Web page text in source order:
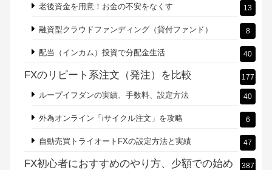
儲かるか検証！シストレ24の実践結果！FX自動売買は
稼げる？
9
国内バイナリーオプション（選べる外為オプション、バ
イトレ）
22
株式投資の始め方 20
米国株・アメリカETFでアーリーリタイア 18
老後資金を用意！お金の不安をなくす 13
融資型クラウドファンディング（貸付ファンド） 8